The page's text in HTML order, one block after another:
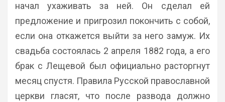
начал ухаживать за ней. Он сделал ей
предложение и пригрозил покончить с собой,
если она откажется выйти за него замуж. Их
свадьба состоялась 2 апреля 1882 года, а его
брак с Лещевой был официально расторгнут
месяц спустя. Правила Русской православной
церкви гласят, что после развода должно